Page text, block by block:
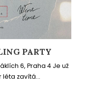
PARTY
6, Praha 4 Je už
léta zavítá...